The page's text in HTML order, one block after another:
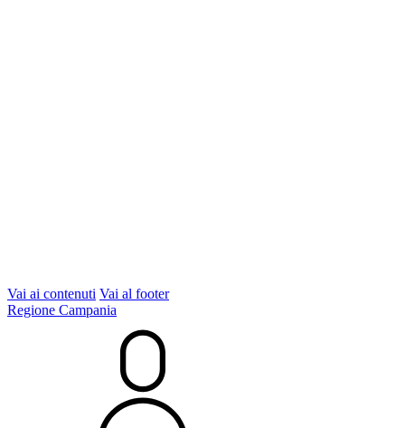
Vai ai contenuti Vai al footer
Regione Campania